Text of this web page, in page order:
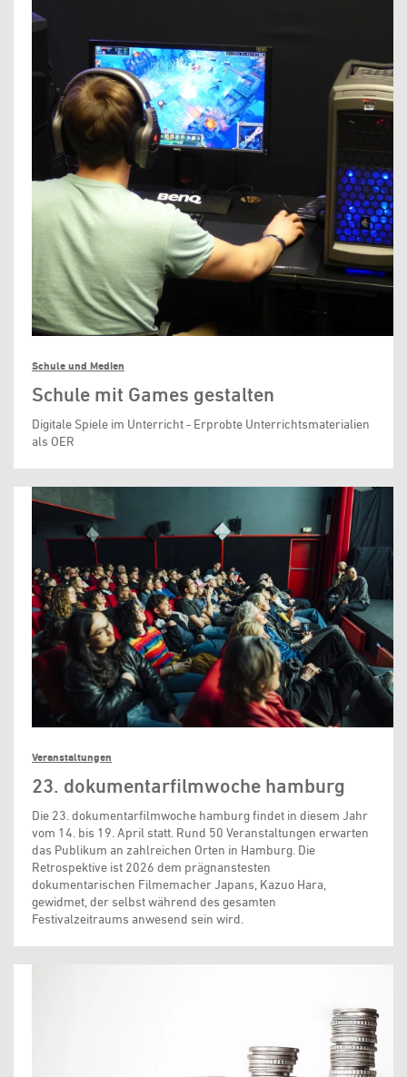
Schule und Medien
Schule mit Games gestalten
Digitale Spiele im Unterricht - Erprobte Unterrichtsmaterialien
als OER
Veranstaltungen
23. dokumentarfilmwoche hamburg
Die 23. dokumentarfilmwoche hamburg findet in diesem Jahr
vom 14. bis 19. April statt. Rund 50 Veranstaltungen erwarten
das Publikum an zahlreichen Orten in Hamburg. Die
Retrospektive ist 2026 dem prägnanstesten
dokumentarischen Filmemacher Japans, Kazuo Hara,
gewidmet, der selbst während des gesamten
Festivalzeitraums anwesend sein wird.